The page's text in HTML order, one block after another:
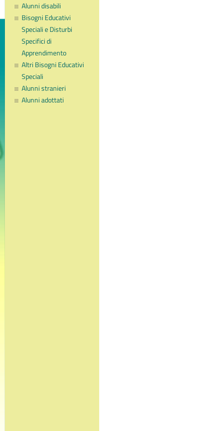
Alunni disabili
Bisogni Educativi
Speciali e Disturbi
Specifici di
Apprendimento
Altri Bisogni Educativi
Speciali
Alunni stranieri
Alunni adottati